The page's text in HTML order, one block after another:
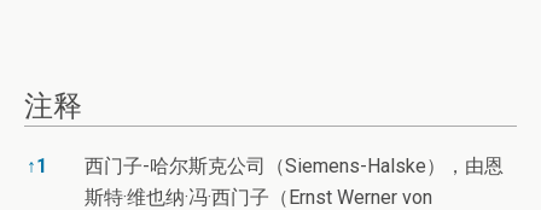
注释
注释
↑1
西门子-哈尔斯克公司（Siemens-Halske），由恩
斯特·维也纳·冯·西门子（Ernst Werner von